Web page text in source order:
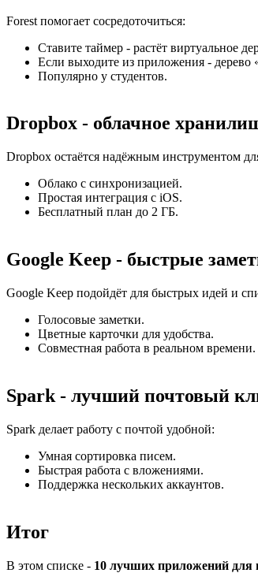
Forest помогает сосредоточиться:
Ставите таймер - растёт виртуальное
Если выходите из приложения - дерево
Популярно у студентов.
Dropbox - облачное
Dropbox остаётся надёжным инструментом
Облако с синхронизацией.
Простая интеграция с iOS.
Бесплатный план до 2 ГБ.
Google Keep - быстрые
Google Keep подойдёт для быстрых идей и
Голосовые заметки.
Цветные карточки для удобства.
Совместная работа в реальном времени.
Spark - лучший почтовый
Spark делает работу с почтой удобной:
Умная сортировка писем.
Быстрая работа с вложениями.
Поддержка нескольких аккаунтов.
Итог
В этом списке - 10 лучших приложений для